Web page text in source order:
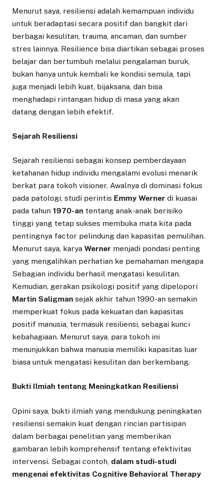
Menurut saya, resiliensi adalah kemampuan individu
untuk beradaptasi secara positif dan bangkit dari
berbagai kesulitan, trauma, ancaman, dan sumber
stres lainnya. Resilience bisa diartikan sebagai proses
belajar dan bertumbuh melalui pengalaman buruk,
bukan hanya untuk kembali ke kondisi semula, tapi
juga menjadi lebih kuat, bijaksana, dan bisa
menghadapi rintangan hidup di masa yang akan
datang dengan lebih efektif.
Sejarah Resiliensi
Sejarah resiliensi sebagai konsep pemberdayaan
ketahanan hidup individu mengalami evolusi menarik
berkat para tokoh visioner. Awalnya di dominasi fokus
pada patologi, studi perintis Emmy Werner di kuasai
pada tahun 1970-an tentang anak-anak berisiko
tinggi yang tetap sukses membuka mata kita pada
pentingnya factor pelindung dan kapasitas pemulihan.
Menurut saya, karya Werner menjadi pondasi penting
yang mengalihkan perhatian ke pemahaman mengapa
Sebagian individu berhasil mengatasi kesulitan.
Kemudian, gerakan psikologi positif yang dipelopori
Martin Saligman sejak akhir tahun 1990-an semakin
memperkuat fokus pada kekuatan dan kapasitas
positif manusia, termasuk resiliensi, sebagai kunci
kebahagiaan. Menurut saya, para tokoh ini
menunjukkan bahwa manusia memiliki kapasitas luar
biasa untuk mengatasi kesulitan dan berkembang.
Bukti Ilmiah tentang Meningkatkan Resiliensi
Opini saya, bukti ilmiah yang mendukung peningkatan
resiliensi semakin kuat dengan rincian partisipan
dalam berbagai penelitian yang memberikan
gambaran lebih komprehensif tentang efektivitas
intervensi. Sebagai contoh, dalam studi-studi
mengenai efektivitas Cognitive Behavioral Therapy